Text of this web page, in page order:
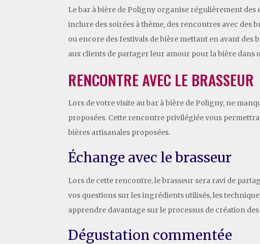
Le bar à bière de Poligny organise régulièrement des
inclure des soirées à thème, des rencontres avec des
ou encore des festivals de bière mettant en avant des
aux clients de partager leur amour pour la bière dans
RENCONTRE AVEC LE BRASSEUR
Lors de votre visite au bar à bière de Poligny, ne
proposées. Cette rencontre privilégiée vous
bières artisanales proposées.
Échange avec le brasseur
Lors de cette rencontre, le brasseur sera ravi de
vos questions sur les ingrédients utilisés, les
apprendre davantage sur le processus de création
Dégustation commentée